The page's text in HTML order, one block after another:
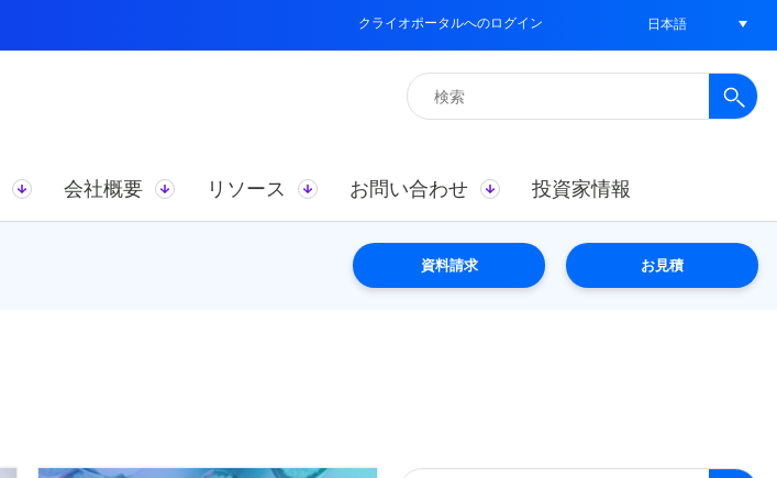
クライオポータルへのログイン 日本語
検
索:
会社概要 リソース お問い合わせ 投資家情報
資料請求 お見積